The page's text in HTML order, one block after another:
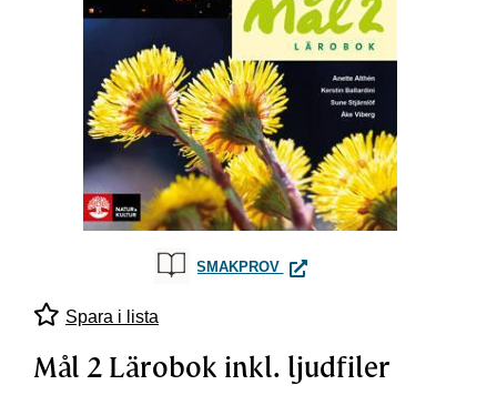
SMAKPROV MÅL 2 LÄROBOK INKL.
Spara i lista
Mål 2 Lärobok inkl. ljudfiler